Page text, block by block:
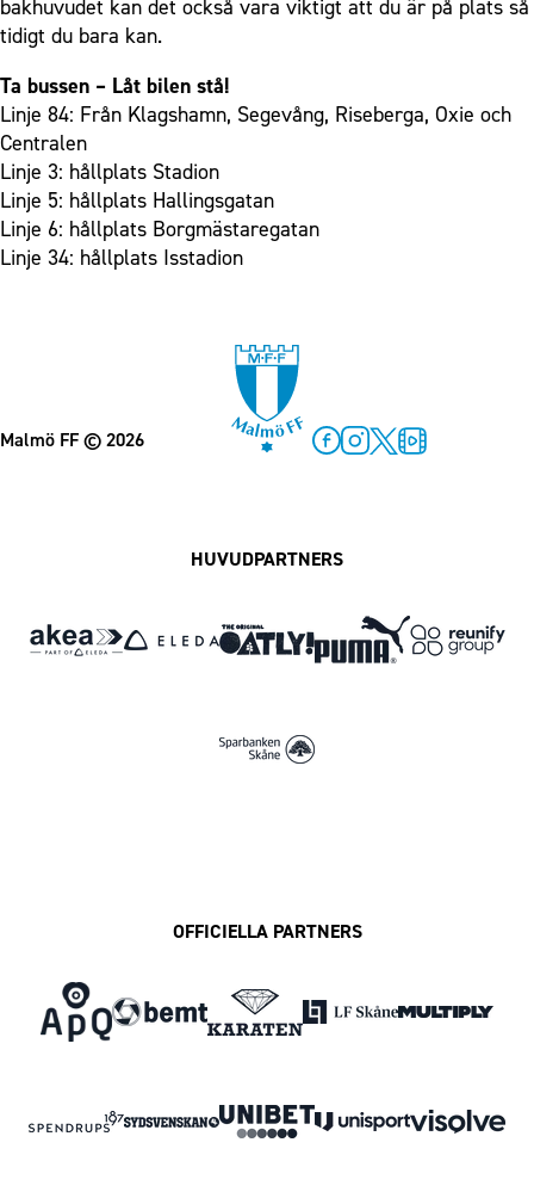
bakhuvudet kan det också vara viktigt att du är på plats så
tidigt du bara kan.
Ta bussen – Låt bilen stå!
Linje 84: Från Klagshamn, Segevång, Riseberga, Oxie och
Centralen
Linje 3: hållplats Stadion
Linje 5: hållplats Hallingsgatan
Linje 6: hållplats Borgmästaregatan
Linje 34: hållplats Isstadion
Malmö FF© 2026
HUVUDPARTNERS
OFFICIELLA PARTNERS